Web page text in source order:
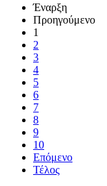
Έναρξη
Προηγούμενο
1
2
3
4
5
6
7
8
9
10
Επόμενο
Τέλος